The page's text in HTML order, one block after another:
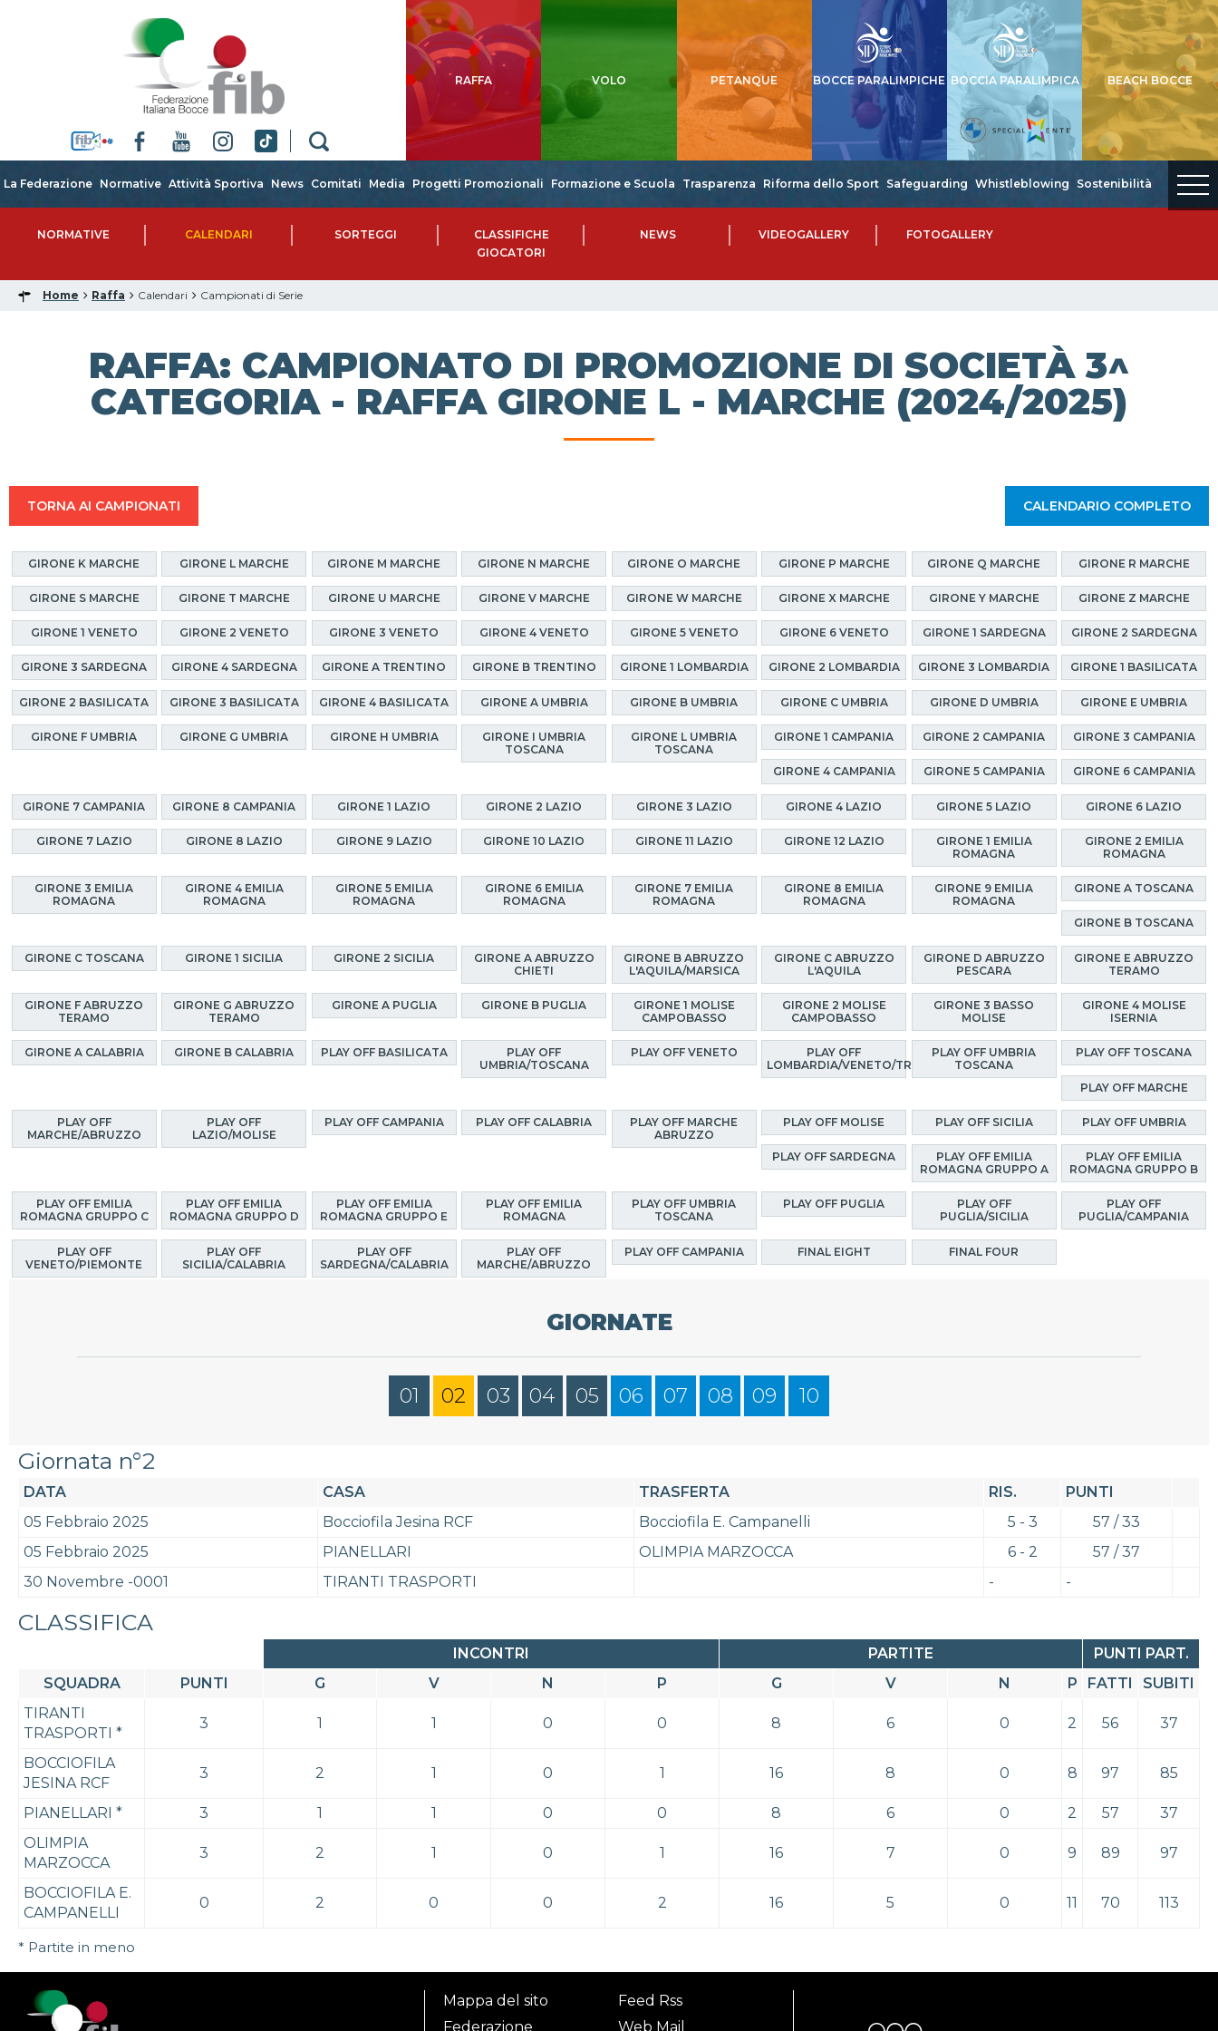
RAFFA VOLO PETANQUE BOCCE PARALIMPICHE BOCCIA PARALIMPICA BEACH BOCCE
La Federazione Normative Attività Sportiva News Comitati Media Progetti Promozionali Formazione e Scuola Trasparenza Riforma dello Sport Safeguarding Whistleblowing Sostenibilità
NORMATIVE CALENDARI SORTEGGI
CLASSIFICHE
GIOCATORI
NEWS VIDEOGALLERY FOTOGALLERY
Home Raffa Calendari Campionati di Serie
RAFFA: CAMPIONATO DI PROMOZIONE DI SOCIETÀ 3^
CATEGORIA - RAFFA GIRONE L - MARCHE (2024/2025)
TORNA AI CAMPIONATI CALENDARIO COMPLETO
GIRONE K MARCHE GIRONE L MARCHE GIRONE M MARCHE GIRONE N MARCHE GIRONE O MARCHE GIRONE P MARCHE GIRONE Q MARCHE GIRONE R MARCHE
GIRONE S MARCHE GIRONE T MARCHE GIRONE U MARCHE GIRONE V MARCHE GIRONE W MARCHE GIRONE X MARCHE GIRONE Y MARCHE GIRONE Z MARCHE
GIRONE 1 VENETO GIRONE 2 VENETO GIRONE 3 VENETO GIRONE 4 VENETO GIRONE 5 VENETO GIRONE 6 VENETO GIRONE 1 SARDEGNA GIRONE 2 SARDEGNA
GIRONE 3 SARDEGNA GIRONE 4 SARDEGNA GIRONE A TRENTINO GIRONE B TRENTINO GIRONE 1 LOMBARDIA GIRONE 2 LOMBARDIA GIRONE 3 LOMBARDIA GIRONE 1 BASILICATA
GIRONE 2 BASILICATA GIRONE 3 BASILICATA GIRONE 4 BASILICATA GIRONE A UMBRIA GIRONE B UMBRIA GIRONE C UMBRIA GIRONE D UMBRIA GIRONE E UMBRIA
GIRONE F UMBRIA GIRONE G UMBRIA GIRONE H UMBRIA
GIRONE I UMBRIA
TOSCANA
GIRONE L UMBRIA
TOSCANA
GIRONE 1 CAMPANIA GIRONE 2 CAMPANIA GIRONE 3 CAMPANIA
GIRONE 4 CAMPANIA GIRONE 5 CAMPANIA GIRONE 6 CAMPANIA
GIRONE 7 CAMPANIA GIRONE 8 CAMPANIA GIRONE 1 LAZIO GIRONE 2 LAZIO GIRONE 3 LAZIO GIRONE 4 LAZIO GIRONE 5 LAZIO GIRONE 6 LAZIO
GIRONE 7 LAZIO GIRONE 8 LAZIO GIRONE 9 LAZIO GIRONE 10 LAZIO GIRONE 11 LAZIO GIRONE 12 LAZIO
GIRONE 1 EMILIA
ROMAGNA
GIRONE 2 EMILIA
ROMAGNA
GIRONE 3 EMILIA
ROMAGNA
GIRONE 4 EMILIA
ROMAGNA
GIRONE 5 EMILIA
ROMAGNA
GIRONE 6 EMILIA
ROMAGNA
GIRONE 7 EMILIA
ROMAGNA
GIRONE 8 EMILIA
ROMAGNA
GIRONE 9 EMILIA
ROMAGNA
GIRONE A TOSCANA
GIRONE B TOSCANA
GIRONE C TOSCANA GIRONE 1 SICILIA GIRONE 2 SICILIA
GIRONE A ABRUZZO
CHIETI
GIRONE B ABRUZZO
L'AQUILA/MARSICA
GIRONE C ABRUZZO
L'AQUILA
GIRONE D ABRUZZO
PESCARA
GIRONE E ABRUZZO
TERAMO
GIRONE F ABRUZZO
TERAMO
GIRONE G ABRUZZO
TERAMO
GIRONE A PUGLIA GIRONE B PUGLIA
GIRONE 1 MOLISE
CAMPOBASSO
GIRONE 2 MOLISE
CAMPOBASSO
GIRONE 3 BASSO
MOLISE
GIRONE 4 MOLISE
ISERNIA
GIRONE A CALABRIA GIRONE B CALABRIA PLAY OFF BASILICATA
PLAY OFF
UMBRIA/TOSCANA
PLAY OFF VENETO
PLAY OFF
LOMBARDIA/VENETO/TRENTINO
PLAY OFF UMBRIA
TOSCANA
PLAY OFF TOSCANA
PLAY OFF MARCHE
PLAY OFF
MARCHE/ABRUZZO
PLAY OFF
LAZIO/MOLISE
PLAY OFF CAMPANIA PLAY OFF CALABRIA
PLAY OFF MARCHE
ABRUZZO
PLAY OFF MOLISE PLAY OFF SICILIA PLAY OFF UMBRIA
PLAY OFF SARDEGNA
PLAY OFF EMILIA
ROMAGNA GRUPPO A
PLAY OFF EMILIA
ROMAGNA GRUPPO B
PLAY OFF EMILIA
ROMAGNA GRUPPO C
PLAY OFF EMILIA
ROMAGNA GRUPPO D
PLAY OFF EMILIA
ROMAGNA GRUPPO E
PLAY OFF EMILIA
ROMAGNA
PLAY OFF UMBRIA
TOSCANA
PLAY OFF PUGLIA
PLAY OFF
PUGLIA/SICILIA
PLAY OFF
PUGLIA/CAMPANIA
PLAY OFF
VENETO/PIEMONTE
PLAY OFF
SICILIA/CALABRIA
PLAY OFF
SARDEGNA/CALABRIA
PLAY OFF
MARCHE/ABRUZZO
PLAY OFF CAMPANIA FINAL EIGHT FINAL FOUR
GIORNATE
01 02 03 04 05 06 07 08 09 10
Giornata n°2
DATA CASA TRASFERTA RIS.
PUNTI
05 Febbraio 2025
Bocciofila Jesina RCF Bocciofila E. Campanelli 5 - 3
57 / 33
05 Febbraio 2025
PIANELLARI OLIMPIA MARZOCCA 6 - 2
57 / 37
30 Novembre -0001
TIRANTI TRASPORTI - -
CLASSIFICA
INCONTRI PARTITE
PUNTI PART.
SQUADRA
PUNTI G V N P G V N P FATTI
SUBITI
TIRANTI
TRASPORTI *
3 1 1 0 0 8 6 0 2 56 37
BOCCIOFILA
JESINA RCF
3 2 1 0 1 16 8 0 8 97 85
PIANELLARI * 3 1 1 0 0 8 6 0 2 57
37
OLIMPIA
MARZOCCA
3 2 1 0 1 16 7 0 9 89 97
BOCCIOFILA E.
CAMPANELLI
0 2 0 0 2 16 5 0 11 70 113
* Partite in meno
Mappa del sito
Feed Rss
Federazione
Web Mail